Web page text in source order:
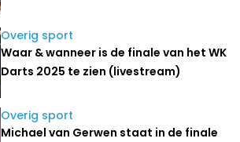
Overig sport
Waar & wanneer is de finale van het WK
Darts 2025 te zien (livestream)
Overig sport
Michael van Gerwen staat in de finale